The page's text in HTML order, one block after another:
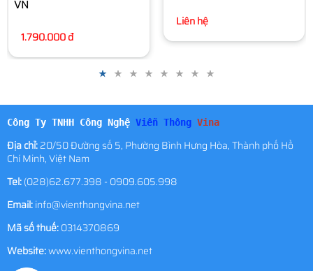
Công Ty TNHH Công Nghệ Viễn Thông Vina
Địa chỉ:20/50 Đường số 5, Phường Bình Hưng Hòa, Thành phố Hồ
Chí Minh, Việt Nam
Tel:(028)62.677.398 - 0909.605.998
Email:info@vienthongvina.net
Mã số thuế:0314370869
Website:www.vienthongvina.net